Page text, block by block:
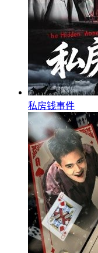
私房钱事件